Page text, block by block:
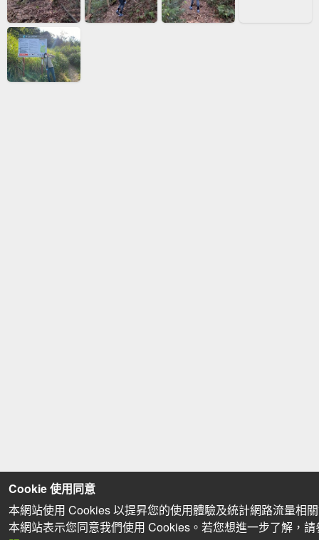
Cookie 使用同意
本網站使用 Cookies 以提昇您的使用體驗及統計網路流量相
本網站表示您同意我們使用 Cookies。若您想進一步了解，